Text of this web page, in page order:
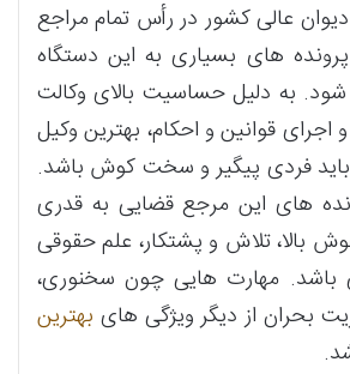
عالی کشور در رأس تمام مراجع
پرونده های بسیاری به این دستگاه
شود. به دلیل حساسیت بالای وکالت
قوانین و احکام، بهترین وکیل
باید فردی پیگیر و سخت کوش باشد.
های این مرجع قضایی به قدری
بالا، تلاش و پشتکار، علم حقوقی
باشد. مهارت هایی چون سخنوری،
بحران از دیگر ویژگی های بهترین